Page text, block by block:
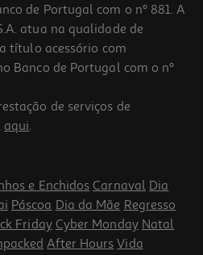
A35 Preto
de Portugal com o nº 881. A
atua na qualidade de
título acessório com
Banco de Portugal com o nº
de serviços de
aqui.
e Enchidos Carnaval Dia
Páscoa Dia da Mãe Regresso
Friday Cyber Monday Natal
After Hours Vida